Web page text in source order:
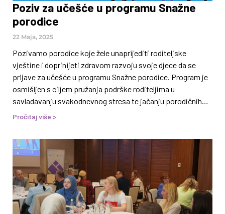
Poziv za učešće u programu Snažne
porodice
22 Maja, 2025
Pozivamo porodice koje žele unaprijediti roditeljske
vještine i doprinijeti zdravom razvoju svoje djece da se
prijave za učešće u programu Snažne porodice. Program je
osmišljen s ciljem pružanja podrške roditeljima u
savladavanju svakodnevnog stresa te jačanju porodičnih
odnosa. Kroz stručno vođene aktivnosti, roditelji/staratelji
komunikaciji i razumijevanju unutar porodice. Program je
namijenjen porodicama sa djecom osnovnoškolskog
uzrasta, a moguće je uključiti više djece iz iste
porodice.Više o programu možete pronaći ovdje. Program
Snažne porodice realizovat će se u periodu od tri
Pročitaj više >